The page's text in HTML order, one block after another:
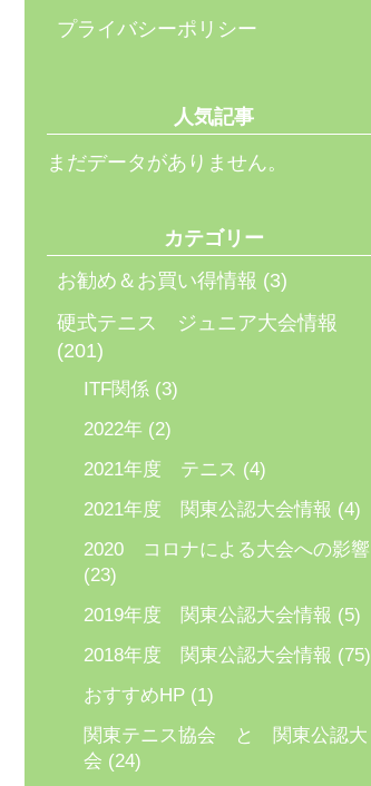
プライバシーポリシー
人気記事
まだデータがありません。
カテゴリー
お勧め＆お買い得情報 (3)
硬式テニス ジュニア大会情報
(201)
ITF関係 (3)
2022年(2)
2021年度 テニス (4)
2021年度 関東公認大会情報 (4)
2020 コロナによる大会への影響
(23)
2019年度 関東公認大会情報 (5)
2018年度 関東公認大会情報 (75)
おすすめHP(1)
関東テニス協会 と 関東公認大
会 (24)